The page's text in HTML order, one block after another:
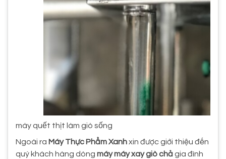
máy quết thịt làm giò sống
Ngoài ra Máy Thực Phẩm Xanhxin được giới thiệu đến
quý khách hàng dòng máy máy xay giò chảgia đình